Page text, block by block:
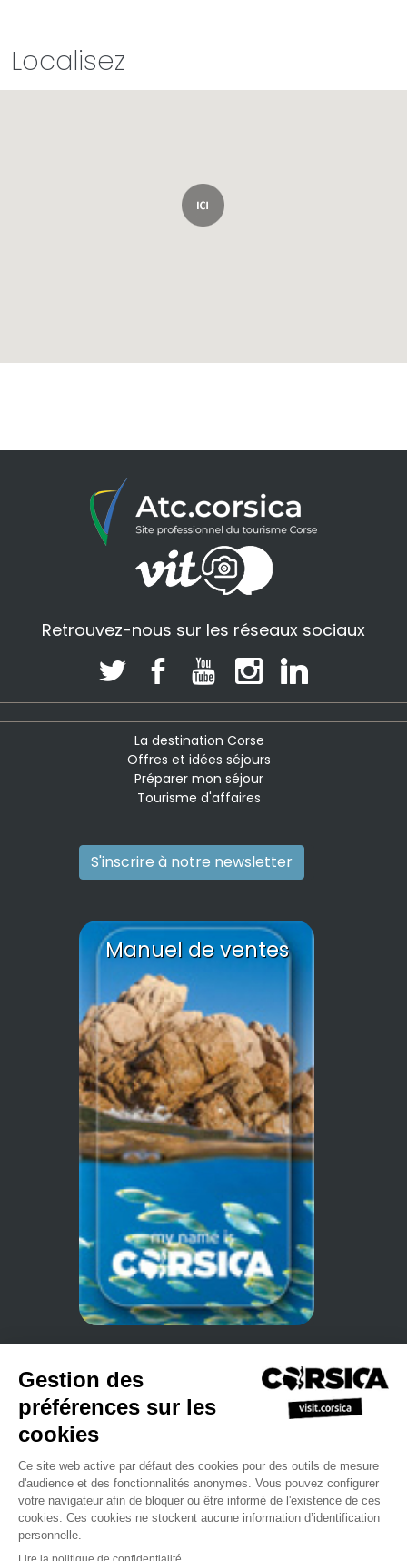
Localisez
Retrouvez-nous sur les réseaux sociaux
La destination Corse
Offres et idées séjours
Préparer mon séjour
Tourisme d'affaires
S'inscrire à notre newsletter
Manuel de ventes